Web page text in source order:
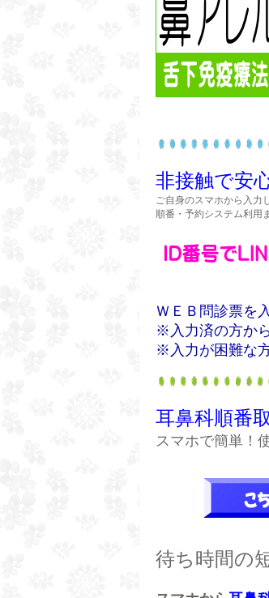
非接触で安
ご自身のスマホから入力
順番・予約システム利用
ＷＥＢ問診票を
※入力済の方か
※入力が困難な
耳鼻科順番
スマホで簡単！
待ち時間の